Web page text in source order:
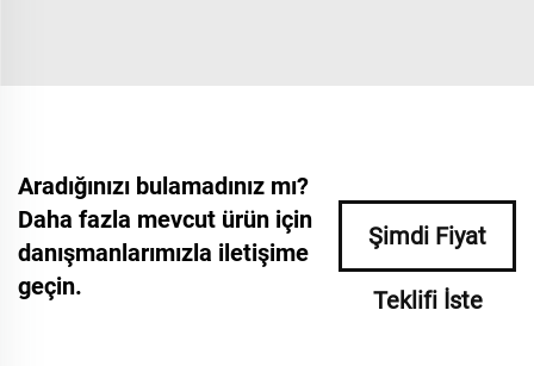
Aradığınızı bulamadınız mı?
Daha fazla mevcut ürün için
danışmanlarımızla iletişime
geçin.
Şimdi Fiyat
Teklifi İste